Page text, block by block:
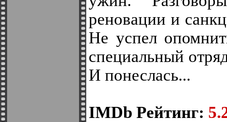
реновации и
Не успел
специальный
И понеслась...
IMDb Рейтинг: